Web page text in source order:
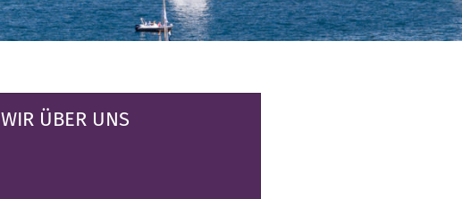
WIR ÜBER UNS